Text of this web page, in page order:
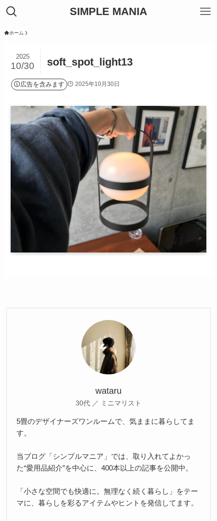
SIMPLE MANIA
ホーム
soft_spot_light13
2025
10/30
広告を含みます 2025年10月30日
wataru
30代 ／ ミニマリスト
5畳のデザイナーズワンルームで、気ままに暮らしてま
す。
当ブログ「シンプルマニア」では、取り入れてよかっ
た“愛用品紹介”を中心に、400本以上の記事を公開中。
「小さな空間でも快適に。無理なく続く暮らし」をテー
マに、暮らしを彩るアイテムやヒントを発信してます。